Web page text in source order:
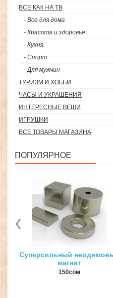
ВСЕ КАК НА ТВ
- Все для дома
- Красота и здоровье
- Кухня
- Спорт
- Для мужчин
ТУРИЗМ И ХОББИ
ЧАСЫ И УКРАШЕНИЯ
ИНТЕРЕСНЫЕ ВЕЩИ
ИГРУШКИ
ВСЕ ТОВАРЫ МАГАЗИНА
ПОПУЛЯРНОЕ
3D ручка для объемного
рисования
1350сом 1190сом